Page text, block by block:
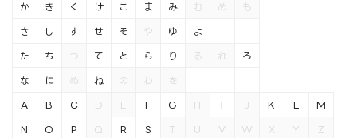
か き く け こ
さ し す せ そ
た ち つ て と
な に ぬ ね の
ま み む め も
や ゆ よ
ら り る れ ろ
わ を
A B C D E F G H I J K L M
N O P Q R S T U V W X Y Z